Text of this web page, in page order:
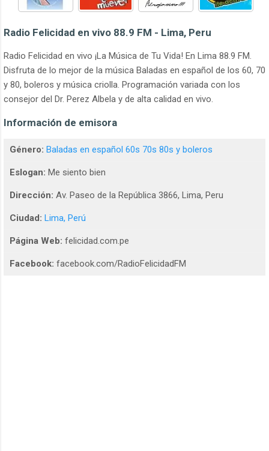
Radio Felicidad en vivo 88.9 FM - Lima, Peru
Radio Felicidad en vivo ¡La Música de Tu Vida! En Lima 88.9 FM.
Disfruta de lo mejor de la música Baladas en español de los 60, 70
y 80, boleros y música criolla. Programación variada con los
consejor del Dr. Perez Albela y de alta calidad en vivo.
Información de emisora
Género: Baladas en español 60s 70s 80s y boleros
Eslogan: Me siento bien
Dirección: Av. Paseo de la República 3866, Lima, Peru
Ciudad: Lima, Perú
Página Web: felicidad.com.pe
Facebook: facebook.com/RadioFelicidadFM